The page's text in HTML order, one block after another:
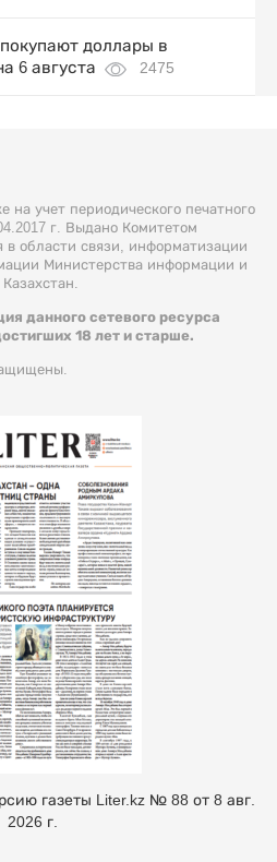
доллары в
6 августа
2475
на учет периодического печатного
г. Выдано Комитетом
в области связи, информатизации
Министерства информации и
данного сетевого ресурса
18 лет и старше.
газеты Liter.kz № 88 от 8 авг.
2026 г.